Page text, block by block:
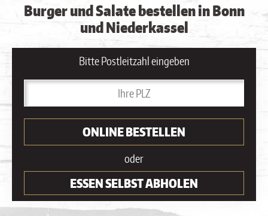
Burger und Salate bestellen in Bonn
und Niederkassel
Bitte Postleitzahl eingeben
ONLINE BESTELLEN
oder
ESSEN SELBST ABHOLEN